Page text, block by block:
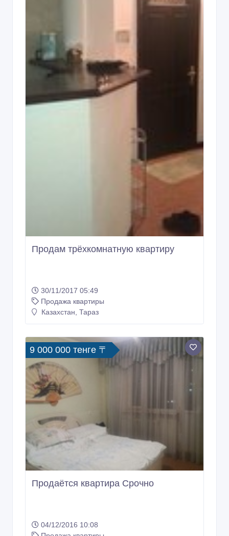
Продам трёхкомнатную квартиру
30/11/2017 05:49
Продажа квартиры
Казахстан, Тараз
9 000 000 тенге 〒
Продаётся квартира Срочно
04/12/2016 10:08